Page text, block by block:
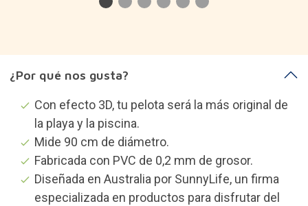
¿Por qué nos gusta?
Con efecto 3D, tu pelota será la más original de
la playa y la piscina.
Mide 90 cm de diámetro.
Fabricada con PVC de 0,2 mm de grosor.
Diseñada en Australia por SunnyLife, un firma
especializada en productos para disfrutar del